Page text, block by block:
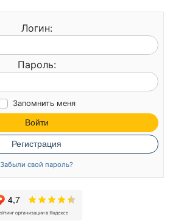
Логин:
Пароль:
Запомнить меня
Войти
Регистрация
Забыли свой пароль?